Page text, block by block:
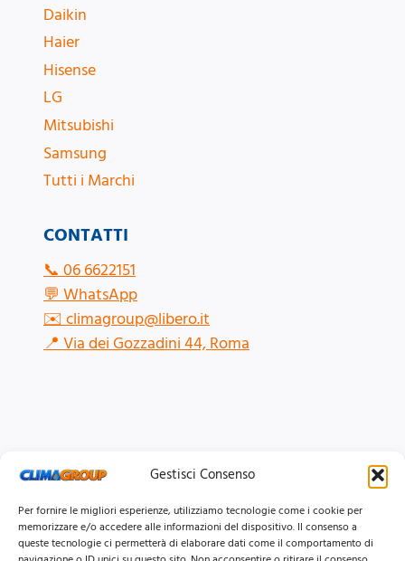
Gestisci Consenso
Per fornire le migliori esperienze, utilizziamo tecnologie come i cookie per
memorizzare e/o accedere alle informazioni del dispositivo. Il consenso a
queste tecnologie ci permetterà di elaborare dati come il comportamento di
CONTATTI
📞06 6622151
💬WhatsApp
✉️climagroup@libero.it
📍Via dei Gozzadini 44, Roma
Daikin
Haier
Hisense
LG
Mitsubishi
Samsung
Tutti i Marchi